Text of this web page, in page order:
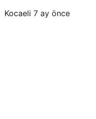
Kocaeli 7 ay önce